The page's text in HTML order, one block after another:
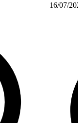
16/07/